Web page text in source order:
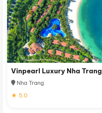
Vinpearl Luxury Nha Trang
Nha Trang
★ 5.0